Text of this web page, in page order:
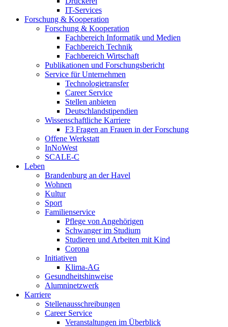
IT-Services
Forschung & Kooperation
Forschung & Kooperation
Fachbereich Informatik und Medien
Fachbereich Technik
Fachbereich Wirtschaft
Publikationen und Forschungsbericht
Service für Unternehmen
Technologietransfer
Career Service
Stellen anbieten
Deutschlandstipendien
Wissenschaftliche Karriere
F3 Fragen an Frauen in der Forschung
Offene Werkstatt
InNoWest
SCALE-C
Leben
Brandenburg an der Havel
Wohnen
Kultur
Sport
Familienservice
Pflege von Angehörigen
Schwanger im Studium
Studieren und Arbeiten mit Kind
Corona
Initiativen
Klima-AG
Gesundheitshinweise
Alumninetzwerk
Karriere
Stellenausschreibungen
Career Service
Veranstaltungen im Überblick